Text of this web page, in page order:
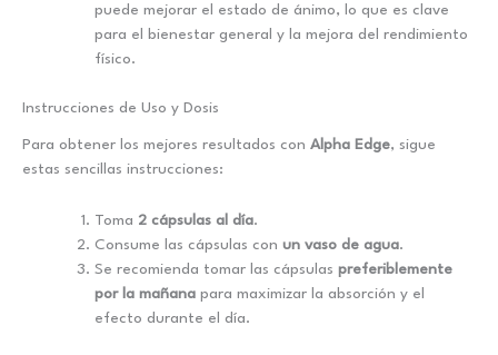
puede mejorar el estado de ánimo, lo que es clave
para el bienestar general y la mejora del rendimiento
físico.
Instrucciones de Uso y Dosis
Para obtener los mejores resultados con Alpha Edge, sigue
estas sencillas instrucciones:
Toma 2 cápsulas al día.
Consume las cápsulas con un vaso de agua.
Se recomienda tomar las cápsulas preferiblemente
por la mañana para maximizar la absorción y el
efecto durante el día.